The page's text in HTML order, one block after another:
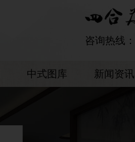
咨询热线：
中式图库 新闻资讯